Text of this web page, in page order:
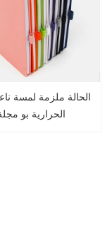
الحرارية بو